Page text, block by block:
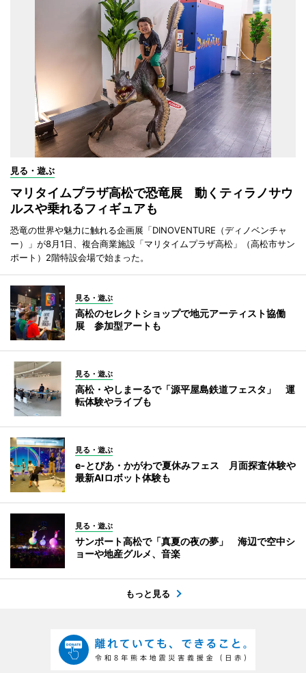
見る・遊ぶ
マリタイムプラザ高松で恐竜展 動くティラノサウ
ルスや乗れるフィギュアも
恐竜の世界や魅力に触れる企画展「DINOVENTURE（ディノベンチャ
ー）」が8月1日、複合商業施設「マリタイムプラザ高松」（高松市サン
ポート）2階特設会場で始まった。
見る・遊ぶ
高松のセレクトショップで地元アーティスト協働
展 参加型アートも
見る・遊ぶ
高松・やしまーるで「源平屋島鉄道フェスタ」 運
転体験やライブも
見る・遊ぶ
e-とぴあ・かがわで夏休みフェス 月面探査体験や
最新AIロボット体験も
見る・遊ぶ
サンポート高松で「真夏の夜の夢」 海辺で空中シ
ョーや地産グルメ、音楽
もっと見る